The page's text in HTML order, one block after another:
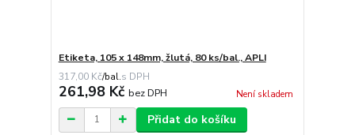
Etiketa, 105 x 148mm, žlutá, 80 ks/bal., APLI
317,00 Kč/bal.
261,98 Kč bez DPH Není skladem
Přidat do košíku